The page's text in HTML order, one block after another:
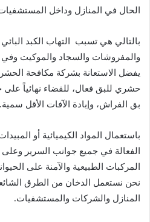
الحال في المنازل وداخل
بالتالي هي تسبب التهاب الكبد
والمفروشات والسجاد والموكيت وفي
يفضل الاستعانة بشركة مكافحة
حشري للبق فعال، للقضاء نهائياً
بق الفراش، وإبادة الآفات الأقل سمية.
باستعمال المواد الكيميائية أو
الفعالة في جميع جوانب السرير
المركبات الطبيعية والآمنة على
نحن نستعمل الدخان من الطرق
المنازل والشركات والمستشفيات.